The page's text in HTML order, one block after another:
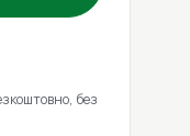
без